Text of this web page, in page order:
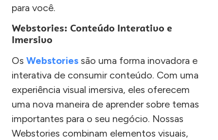
para você.
Webstories: Conteúdo Interativo e
Imersivo
Os Webstories são uma forma inovadora e
interativa de consumir conteúdo. Com uma
experiência visual imersiva, eles oferecem
uma nova maneira de aprender sobre temas
importantes para o seu negócio. Nossas
Webstories combinam elementos visuais,